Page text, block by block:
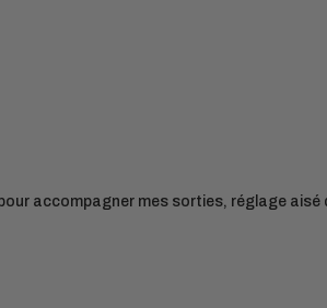
accompagner mes sorties, réglage aisé